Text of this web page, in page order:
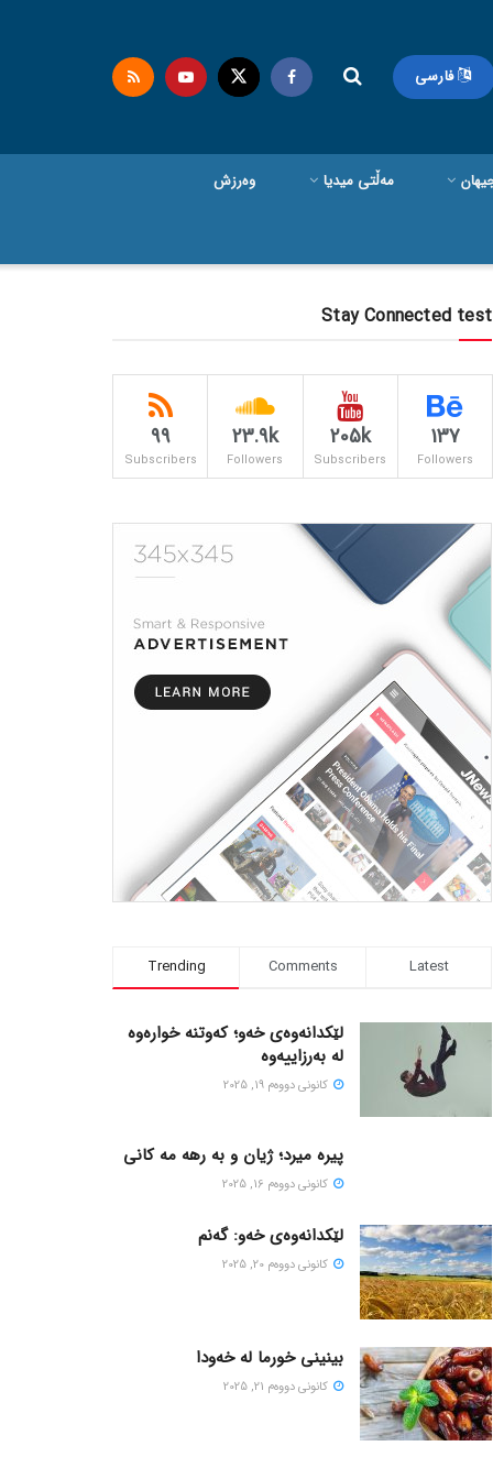
فارسی
مەڵتی میدیا وەرزش
Stay Connected test
137
Followers
205k
Subscribers
23.9k
Followers
99
Subscribers
Trending Comments Latest
لێکدانەوەی خەو؛ کەوتنە خوارەوە
لە بەرزاییەوە
كانونی دووه‌م 19, 2025
پیره میرد؛ ژیان و به رهه مه کانی
كانونی دووه‌م 16, 2025
لێکدانەوەی خەو: گەنم
كانونی دووه‌م 20, 2025
بینینی خورما لە خەودا
كانونی دووه‌م 21, 2025